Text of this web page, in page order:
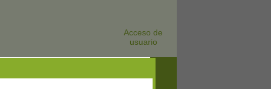
Acceso de
usuario